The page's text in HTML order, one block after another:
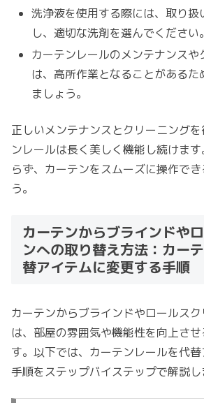
洗浄液を使用する際には、取り扱
し、適切な洗剤を選んでください。
カーテンレールのメンテナンスや
は、高所作業となることがあるた
ましょう。
正しいメンテナンスとクリーニング
ンレールは長く美しく機能し続けま
らず、カーテンをスムーズに操作で
う。
カーテンからブラインドや
ンへの取り替え方法：カー
替アイテムに変更する手順
カーテンからブラインドやロールス
は、部屋の雰囲気や機能性を向上さ
す。以下では、カーテンレールを代
手順をステップバイステップで解説し